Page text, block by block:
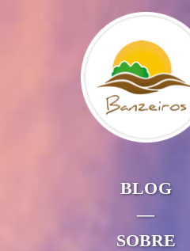
BLOG
—
SOBRE